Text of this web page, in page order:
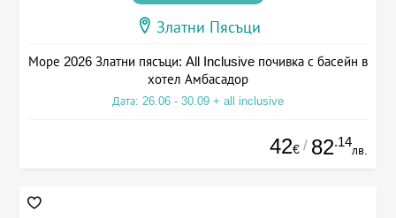
Златни Пясъци
Море 2026 Златни пясъци: All Inclusive почивка с басейн в
хотел Амбасадор
Дата: 26.06 - 30.09 + all inclusive
42€ / 82.14
лв.